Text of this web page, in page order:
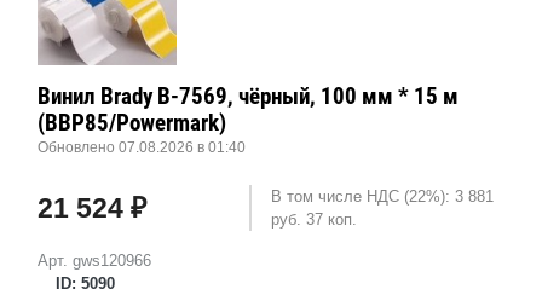
Арт. gws120966
ID: 5090
Винил Brady B-7569, чёрный, 100 мм * 15 м
(BBP85/Powermark)
Обновлено 07.08.2026 в 01:40
21 524 ₽
В том числе НДС (22%): 3 881
руб. 37 коп.